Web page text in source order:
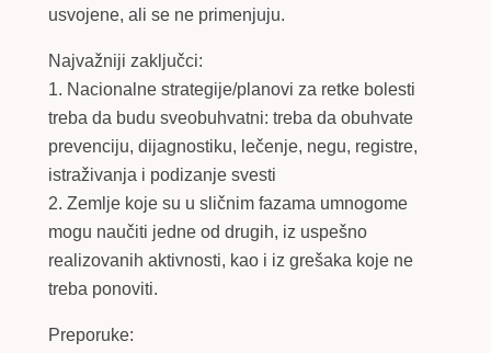
usvojene, ali se ne primenjuju.
Najvažniji zaključci:
1. Nacionalne strategije/planovi za retke bolesti
treba da budu sveobuhvatni: treba da obuhvate
prevenciju, dijagnostiku, lečenje, negu, registre,
istraživanja i podizanje svesti
2. Zemlje koje su u sličnim fazama umnogome
mogu naučiti jedne od drugih, iz uspešno
realizovanih aktivnosti, kao i iz grešaka koje ne
treba ponoviti.
Preporuke: